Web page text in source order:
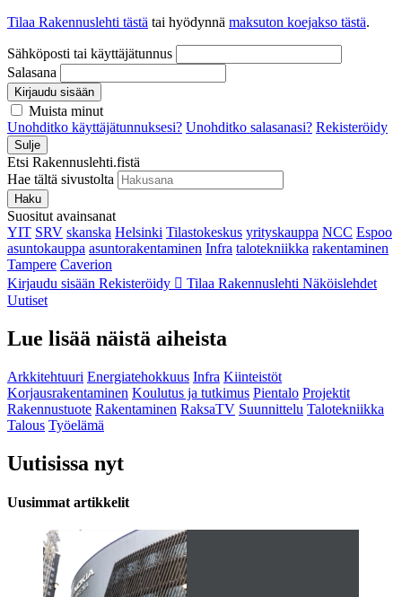
Tilaa Rakennuslehti tästä tai hyödynnä maksuton koejakso tästä.
Sähköposti tai käyttäjätunnus
Salasana
Kirjaudu sisään
Muista minut
Unohditko käyttäjätunnuksesi? Unohditko salasanasi? Rekisteröidy
Sulje
Etsi Rakennuslehti.fistä
Hae tältä sivustolta
Haku
Suositut avainsanat
YIT SRV skanska Helsinki Tilastokeskus yrityskauppa NCC Espoo
asuntokauppa asuntorakentaminen Infra talotekniikka rakentaminen
Tampere Caverion
Kirjaudu sisään Rekisteröidy Tilaa Rakennuslehti Näköislehdet
Uutiset
Lue lisää näistä aiheista
Arkkitehtuuri Energiatehokkuus Infra Kiinteistöt
Korjausrakentaminen Koulutus ja tutkimus Pientalo Projektit
Rakennustuote Rakentaminen RaksaTV Suunnittelu Talotekniikka
Talous Työelämä
Uutisissa nyt
Uusimmat artikkelit